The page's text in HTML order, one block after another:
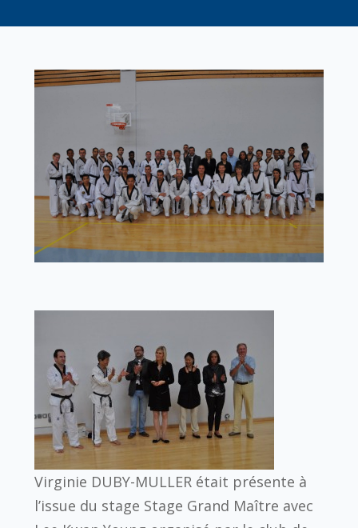
Virginie DUBY-MULLER était présente à
l’issue du stage Stage Grand Maître avec